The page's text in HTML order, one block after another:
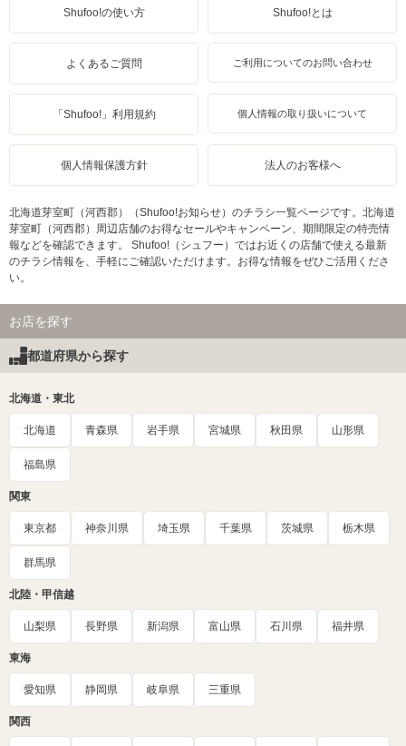
Shufoo!の使い方 Shufoo!とは
よくあるご質問 ご利用についてのお問い合わせ
「Shufoo!」利用規約 個人情報の取り扱いについて
個人情報保護方針 法人のお客様へ
北海道芽室町（河西郡）（Shufoo!お知らせ）のチラシ一覧ページです。北海道
芽室町（河西郡）周辺店舗のお得なセールやキャンペーン、期間限定の特売情
報などを確認できます。 Shufoo!（シュフー）ではお近くの店舗で使える最新
のチラシ情報を、手軽にご確認いただけます。お得な情報をぜひご活用くださ
い。
お店を探す
都道府県から探す
北海道・東北
北海道 青森県 岩手県 宮城県 秋田県 山形県
福島県
関東
東京都 神奈川県 埼玉県 千葉県 茨城県 栃木県
群馬県
北陸・甲信越
山梨県 長野県 新潟県 富山県 石川県 福井県
東海
愛知県 静岡県 岐阜県 三重県
関西